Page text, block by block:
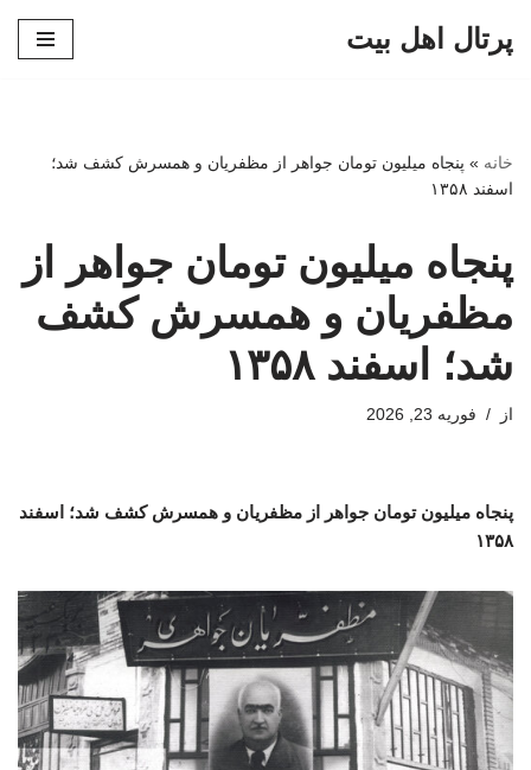
پرتال اهل بیت
خانه » پنجاه میلیون تومان جواهر از مظفریان و همسرش کشف شد؛
اسفند ۱۳۵۸
پنجاه میلیون تومان جواهر از
مظفریان و همسرش کشف
شد؛ اسفند ۱۳۵۸
از فوریه 23, 2026
پنجاه میلیون تومان جواهر از مظفریان و همسرش کشف شد؛ اسفند
۱۳۵۸